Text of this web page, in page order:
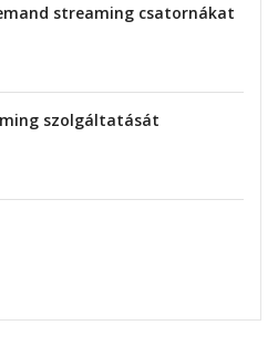
streaming csatornákat
szolgáltatását